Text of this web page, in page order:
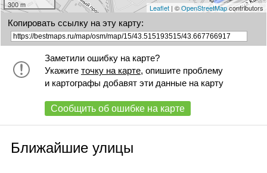
300 m Leaflet| ©OpenStreetMapcontributors
Копировать ссылку на эту карту:
Заметили ошибку на карте?
Укажите точку на карте, опишите проблему
и картографы добавят эти данные на карту
Сообщить об ошибке на карте
Ближайшие улицы